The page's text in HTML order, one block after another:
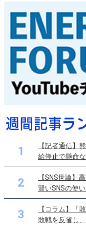
1
【記者通信】
給停止で懸命
2
【SNS世論】
賢いSNSの使
3
【コラム】「
敗戦を反省し